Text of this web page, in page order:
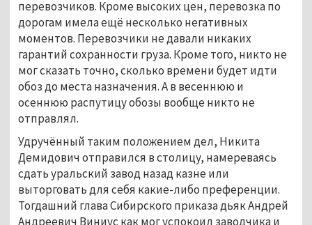
перевозчиков. Кроме высоких цен, перевозка по
дорогам имела ещё несколько негативных
моментов. Перевозчики не давали никаких
гарантий сохранности груза. Кроме того, никто не
мог сказать точно, сколько времени будет идти
обоз до места назначения. А в весеннюю и
осеннюю распутицу обозы вообще никто не
отправлял.
Удручённый таким положением дел, Никита
Демидович отправился в столицу, намереваясь
сдать уральский завод назад казне или
выторговать для себя какие-либо преференции.
Тогдашний глава Сибирского приказа дьяк Андрей
Андреевич Виниус как мог успокоил заводчика и